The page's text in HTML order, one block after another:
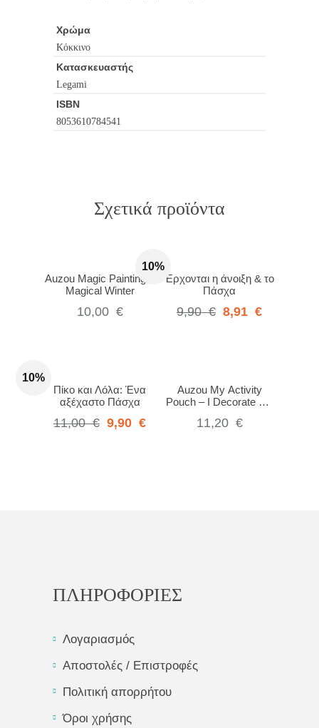
Χρώμα
Κόκκινο
Κατασκευαστής
Legami
ISBN
8053610784541
Σχετικά προϊόντα
Auzou Magic Painting –
Magical Winter
10,00 €
10%
Έρχονται η άνοιξη & το
Πάσχα
9,90 € 8,91 €
10%
Πίκο και Λόλα: Ένα
αξέχαστο Πάσχα
11,00 € 9,90 €
Auzou My Activity
Pouch – I Decorate My
11,20 €
ΠΛΗΡΟΦΟΡΙΕΣ
Λογαριασμός
Αποστολές / Επιστροφές
Πολιτική απορρήτου
Όροι χρήσης